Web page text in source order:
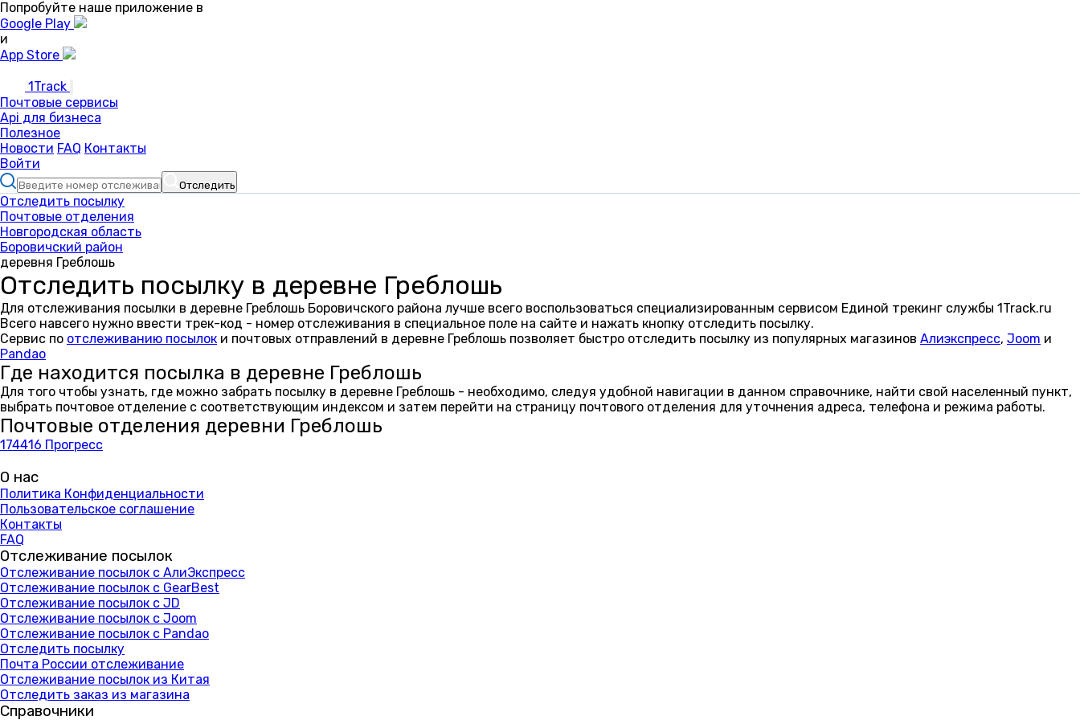
Попробуйте наше приложение в
Google Play
и
App Store
1Track
Почтовые сервисы
Api для бизнеса
Полезное
Новости FAQ Контакты
Войти
Отследить
Отследить посылку
Почтовые отделения
Новгородская область
Боровичский район
деревня Греблошь
Отследить посылку в деревне Греблошь
Для отслеживания посылки в деревне Греблошь Боровичского района лучше всего воспользоваться специализированным сервисом Единой трекинг службы 1Track.ru
Всего навсего нужно ввести трек-код - номер отслеживания в специальное поле на сайте и нажать кнопку отследить посылку.
Сервис по отслеживанию посылок и почтовых отправлений в деревне Греблошь позволяет быстро отследить посылку из популярных магазинов Алиэкспресс, Joom и
Pandao
Где находится посылка в деревне Греблошь
Для того чтобы узнать, где можно забрать посылку в деревне Греблошь - необходимо, следуя удобной навигации в данном справочнике, найти свой населенный пункт,
выбрать почтовое отделение с соответствующим индексом и затем перейти на страницу почтового отделения для уточнения адреса, телефона и режима работы.
Почтовые отделения деревни Греблошь
174416 Прогресс
О нас
Политика Конфиденциальности
Пользовательское соглашение
Контакты
FAQ
Отслеживание посылок
Отслеживание посылок с АлиЭкспресс
Отслеживание посылок с GearBest
Отслеживание посылок с JD
Отслеживание посылок с Joom
Отслеживание посылок с Pandao
Отследить посылку
Почта России отслеживание
Отслеживание посылок из Китая
Отследить заказ из магазина
Справочники